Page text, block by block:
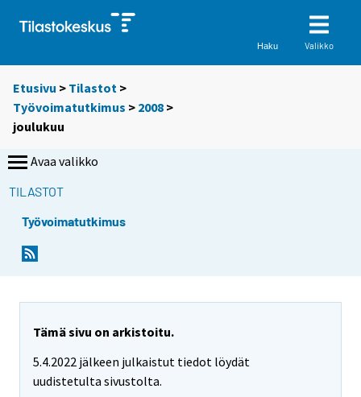
Haku Valikko
Etusivu > Tilastot >
Työvoimatutkimus > 2008 >
joulukuu
Avaa valikko
TILASTOT
Työvoimatutkimus
Tämä sivu on arkistoitu.
5.4.2022 jälkeen julkaistut tiedot löydät
uudistetulta sivustolta.